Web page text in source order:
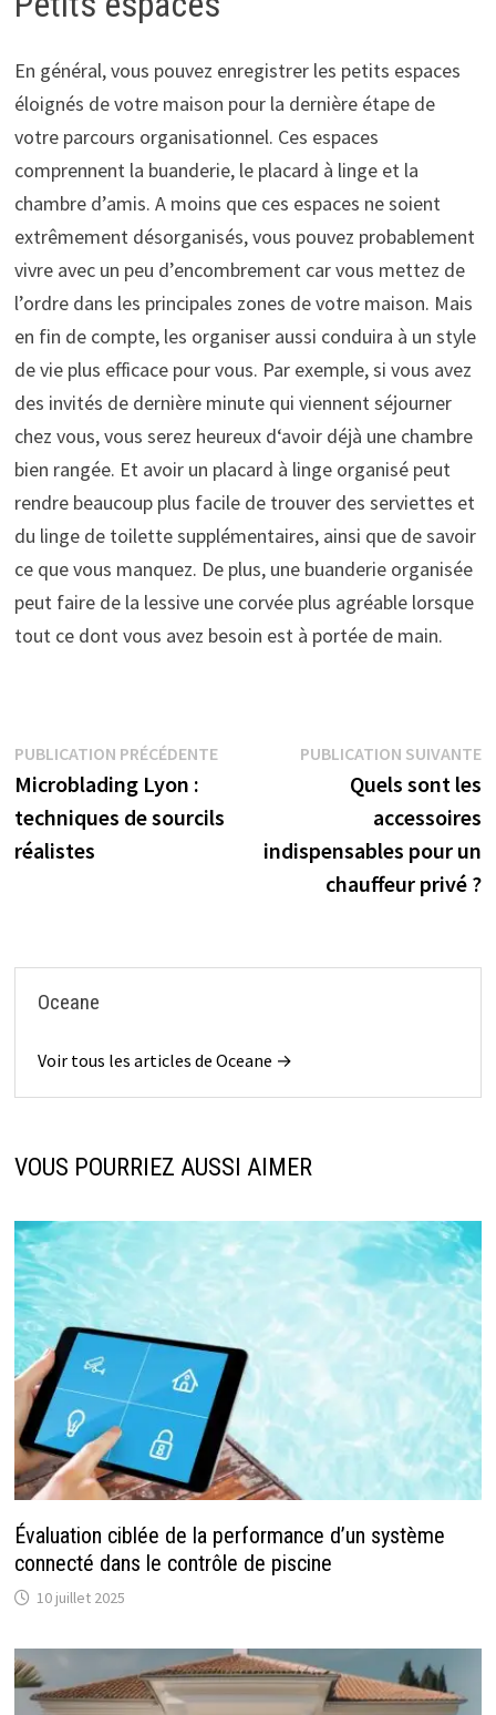
En général, vous pouvez enregistrer les petits espaces
éloignés de votre maison pour la dernière étape de
votre parcours organisationnel. Ces espaces
comprennent la buanderie, le placard à linge et la
chambre d’amis. A moins que ces espaces ne soient
extrêmement désorganisés, vous pouvez probablement
vivre avec un peu d’encombrement car vous mettez de
l’ordre dans les principales zones de votre maison. Mais
en fin de compte, les organiser aussi conduira à un style
de vie plus efficace pour vous. Par exemple, si vous avez
des invités de dernière minute qui viennent séjourner
chez vous, vous serez heureux d‘avoir déjà une chambre
bien rangée. Et avoir un placard à linge organisé peut
rendre beaucoup plus facile de trouver des serviettes et
du linge de toilette supplémentaires, ainsi que de savoir
ce que vous manquez. De plus, une buanderie organisée
peut faire de la lessive une corvée plus agréable lorsque
tout ce dont vous avez besoin est à portée de main.
Navigation
de
l’article
PUBLICATION PRÉCÉDENTEPublication
Microblading Lyon :
techniques de sourcils
réalistes
PUBLICATION SUIVANTE
Quels sont les
accessoires
indispensables pour un
chauffeur privé ?
Oceane
Voir tous les articles de Oceane →
VOUS POURRIEZ AUSSI AIMER
Évaluation ciblée de la performance d’un système
connecté dans le contrôle de piscine
10 juillet 2025